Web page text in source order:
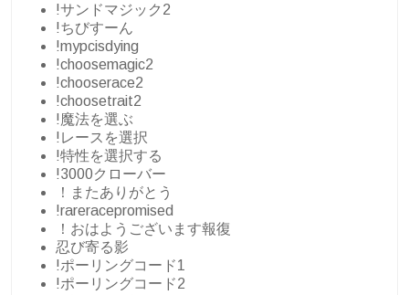
!サンドマジック2
!ちびすーん
!mypcisdying
!choosemagic2
!chooserace2
!choosetrait2
!魔法を選ぶ
!レースを選択
!特性を選択する
!3000クローバー
！またありがとう
!rareracepromised
！おはようございます報復
忍び寄る影
!ポーリングコード1
!ポーリングコード2